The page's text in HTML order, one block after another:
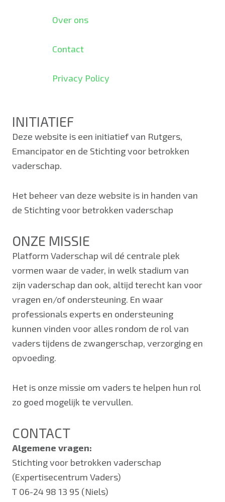
Over ons
Contact
Privacy Policy
INITIATIEF
Deze website is een initiatief van Rutgers,
Emancipator en de Stichting voor betrokken
vaderschap.
Het beheer van deze website is in handen van
de Stichting voor betrokken vaderschap
ONZE MISSIE
Platform Vaderschap wil dé centrale plek
vormen waar de vader, in welk stadium van
zijn vaderschap dan ook, altijd terecht kan voor
vragen en/of ondersteuning. En waar
professionals experts en ondersteuning
kunnen vinden voor alles rondom de rol van
vaders tijdens de zwangerschap, verzorging en
opvoeding.
Het is onze missie om vaders te helpen hun rol
zo goed mogelijk te vervullen.
CONTACT
Algemene vragen:
Stichting voor betrokken vaderschap
(Expertisecentrum Vaders)
T 06-24 98 13 95 (Niels)